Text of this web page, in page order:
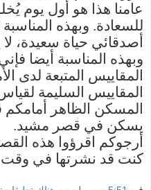
عامنا هذا هو أول يوم
للسعادة. وبهذه
أصدقائي حياة سعيدة،
وبهذه المناسبة أيضا
المقاييس المتبعة لدى
المقاييس السليمة
المسكن الظاهر
يسكن في قصر مشيد.
أرجوكم اقرؤوا هذه
كنت قد نشرتها في